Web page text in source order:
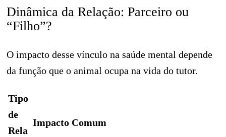
Dinâmica da Relação: Parceiro ou
“Filho”?
O impacto desse vínculo na saúde mental depende
da função que o animal ocupa na vida do tutor.
Tipo
de
Rela
Impacto Comum